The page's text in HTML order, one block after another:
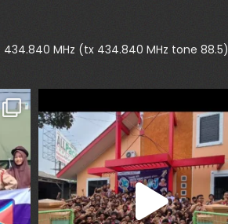
434.840 MHz (tx 434.840 MHz tone 88.5)